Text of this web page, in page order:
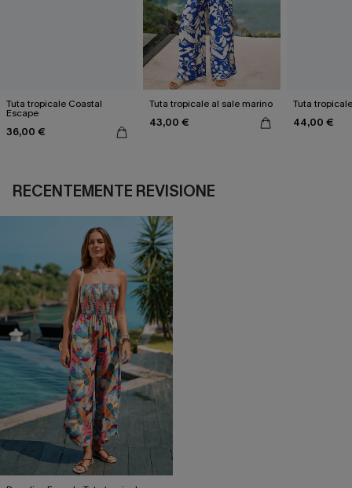
Tuta tropicale Coastal
Escape
36,00 €
Tuta tropicale al sale marino
43,00 €
Tuta
44,00 €
RECENTEMENTE REVISIONE